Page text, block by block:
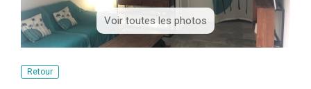
Voir toutes les photos
Retour